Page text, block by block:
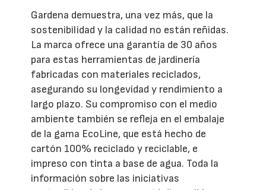
Gardena demuestra, una vez más, que la
sostenibilidad y la calidad no están reñidas.
La marca ofrece una garantía de 30 años
para estas herramientas de jardinería
fabricadas con materiales reciclados,
asegurando su longevidad y rendimiento a
largo plazo. Su compromiso con el medio
ambiente también se refleja en el embalaje
de la gama EcoLine, que está hecho de
cartón 100% reciclado y reciclable, e
impreso con tinta a base de agua. Toda la
información sobre las iniciativas